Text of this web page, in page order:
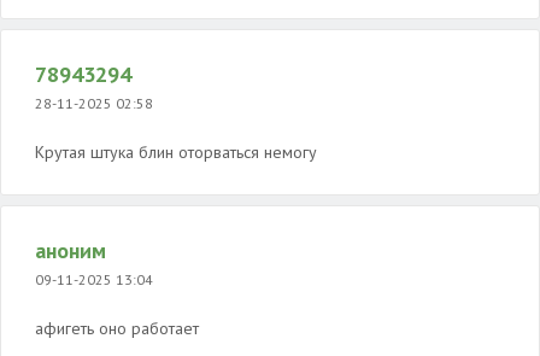
78943294
28-11-2025 02:58
Крутая штука блин оторваться немогу
аноним
09-11-2025 13:04
афигеть оно работает